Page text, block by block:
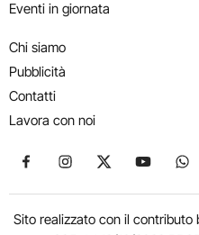
Eventi in giornata
Chi siamo
Pubblicità
Contatti
Lavora con noi
Seguici su Facebook
Seguici su Instagram
Seguici su X
Seguici
Sito realizzato con il contributo